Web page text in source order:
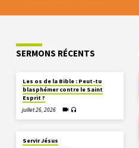
SERMONS RÉCENTS
Les os de la Bible : Peut-tu
blasphémer contre le Saint
Esprit ?
juillet 26, 2026
Servir Jésus